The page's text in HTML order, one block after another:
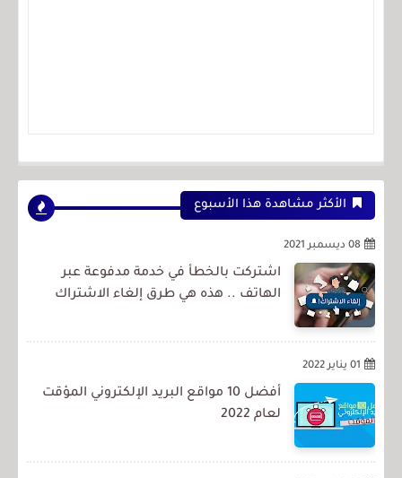
الأكثر مشاهدة هذا الأسبوع
08 ديسمبر 2021
اشتركت بالخطأ في خدمة مدفوعة عبر
الهاتف .. هذه هي طرق إلغاء الاشتراك
01 يناير 2022
أفضل 10 مواقع البريد الإلكتروني المؤقت
لعام 2022